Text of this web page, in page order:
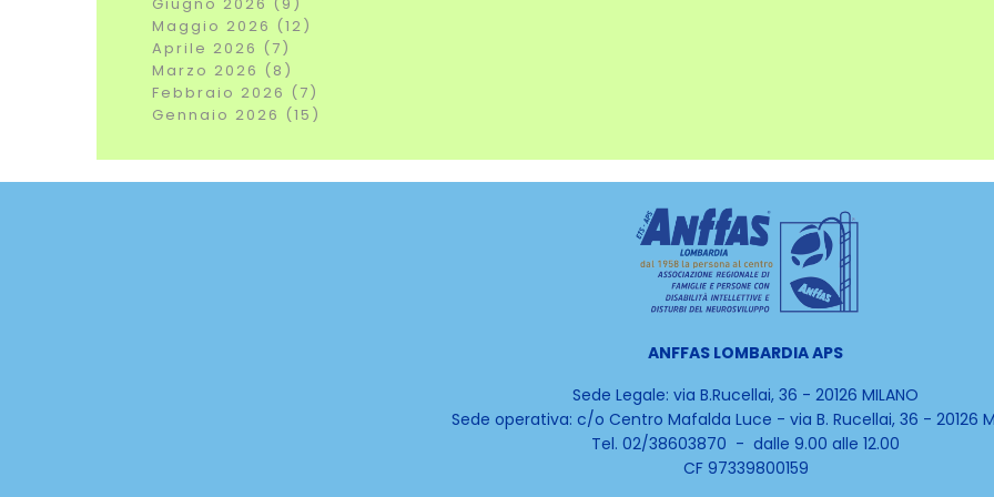
Maggio 2026 (12)
Aprile 2026 (7)
Marzo 2026 (8)
Febbraio 2026 (7)
Gennaio 2026 (15)
ANFFAS LOMBARDIA APS
Sede Legale: via B.Rucellai, 36 - 20126 MILANO
Sede operativa: c/o Centro Mafalda Luce - via B. Rucellai, 36 - 20126
Tel. 02/38603870 - dalle 9.00 alle 12.00
CF 97339800159